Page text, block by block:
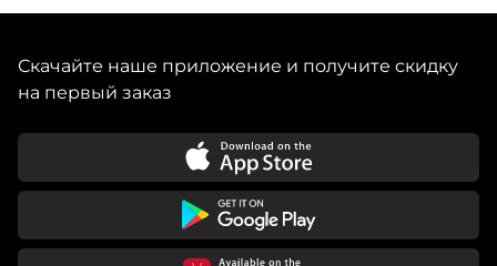
Скачайте наше приложение и получите скидку
на первый заказ